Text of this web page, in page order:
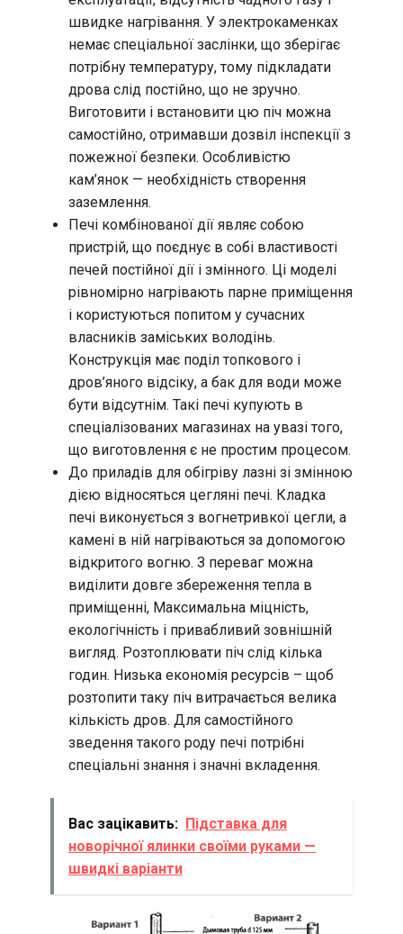
швидке нагрівання. У электрокаменках
немає спеціальної заслінки, що зберігає
потрібну температуру, тому підкладати
дрова слід постійно, що не зручно.
Виготовити і встановити цю піч можна
самостійно, отримавши дозвіл інспекції з
пожежної безпеки. Особливістю
кам’янок — необхідність створення
заземлення.
Печі комбінованої дії являє собою
пристрій, що поєднує в собі властивості
печей постійної дії і змінного. Ці моделі
рівномірно нагрівають парне приміщення
і користуються попитом у сучасних
власників заміських володінь.
Конструкція має поділ топкового і
дров’яного відсіку, а бак для води може
бути відсутнім. Такі печі купують в
спеціалізованих магазинах на увазі того,
що виготовлення є не простим процесом.
До приладів для обігріву лазні зі змінною
дією відносяться цегляні печі. Кладка
печі виконується з вогнетривкої цегли, а
камені в ній нагріваються за допомогою
відкритого вогню. З переваг можна
виділити довге збереження тепла в
приміщенні, Максимальна міцність,
екологічність і привабливий зовнішній
вигляд. Розтоплювати піч слід кілька
годин. Низька економія ресурсів – щоб
розтопити таку піч витрачається велика
кількість дров. Для самостійного
зведення такого роду печі потрібні
спеціальні знання і значні вкладення.
Вас зацікавить: Підставка для
новорічної ялинки своїми руками —
швидкі варіанти